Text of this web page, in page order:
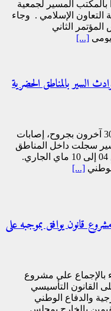
بالمكتب المسير لجمعية
التعاون الإسلامي . وجاء
الثاني
[...]
حوادث السير بالمناطق الحضرية
لقي 42 شخصا حتفهم وأصيب 3058 آخرون بجروح، إصابات
في 2250 حادثة سير سجلت داخل المناطق
الحضرية خلال الأسبوع الممتد من 04 إلى 10 ماي الجاري.
[...]
قانون يوافق بموجبه على
بالإجماع على مشروع
على القانون التأسيسي
والدفاع الوطني
بالخارج بمجلس